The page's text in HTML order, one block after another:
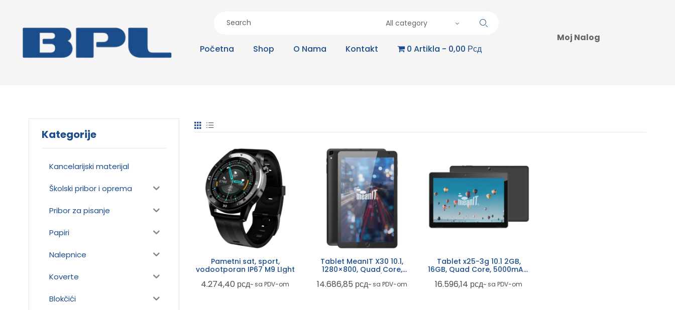
All category
Početna Shop O Nama Kontakt 0 Artikla 0,00 Рсд
Moj Nalog
Pametni sat, sport,
vodootporan IP67 M9 LIght
4.274,40 рсд~ sa PDV-om
Tablet MeanIT X30 10.1,
1280×800, Quad Core,
14.686,85 рсд~ sa PDV-om
Tablet x25-3g 10.1 2GB,
16GB, Quad Core, 5000mAh,
16.596,14 рсд~ sa PDV-om
Kategorije
Kancelarijski materijal
Školski pribor i oprema
Pribor za pisanje
Papiri
Nalepnice
Koverte
Blokčići